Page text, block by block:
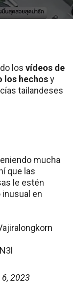
los vídeos de
los hechosy
tailandeses
mucha
que las
le estén
en
2023